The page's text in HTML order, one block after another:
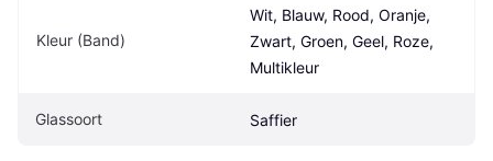
Kleur (Band)
Wit, Blauw, Rood, Oranje,
Zwart, Groen, Geel, Roze,
Multikleur
Glassoort Saffier